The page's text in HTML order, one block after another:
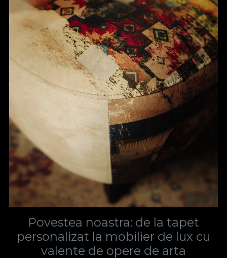
Povestea noastra: de la tapet
personalizat la mobilier de lux cu
valente de opere de arta